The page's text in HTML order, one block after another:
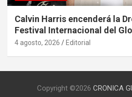
Calvin Harris encenderá la
Festival Internacional del
4 agosto, 2026 Editorial
Copyright ©2026 CRONICA